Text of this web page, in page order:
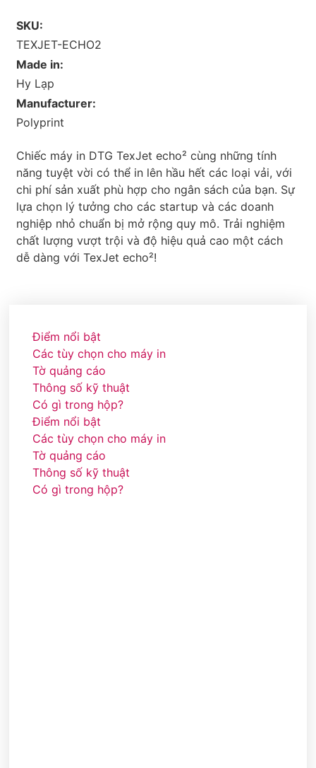
SKU:
TEXJET-ECHO2
Made in:
Hy Lạp
Manufacturer:
Polyprint
Chiếc máy in DTG TexJet echo² cùng những tính
năng tuyệt vời có thể in lên hầu hết các loại vải, với
chi phí sản xuất phù hợp cho ngân sách của bạn. Sự
lựa chọn lý tưởng cho các startup và các doanh
nghiệp nhỏ chuẩn bị mở rộng quy mô. Trải nghiệm
chất lượng vượt trội và độ hiệu quả cao một cách
dễ dàng với TexJet echo²!
Điểm nổi bật
Các tùy chọn cho máy in
Tờ quảng cáo
Thông số kỹ thuật
Có gì trong hộp?
Điểm nổi bật
Các tùy chọn cho máy in
Tờ quảng cáo
Thông số kỹ thuật
Có gì trong hộp?